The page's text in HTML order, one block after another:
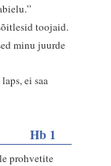
toojaid.
minu juurde
ei saa
Hb 1
prohvetite